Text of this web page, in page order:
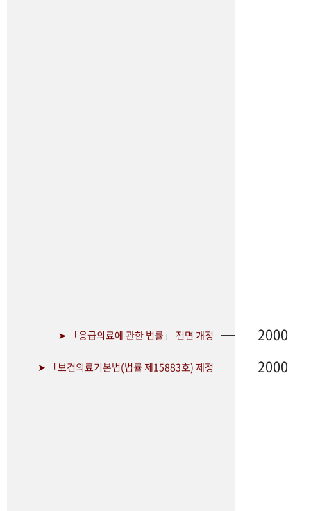
➤ 「응급의료에 관한 법률」 전면 개정 2000
➤ 「보건의료기본법(법률 제15883호) 제정 2000